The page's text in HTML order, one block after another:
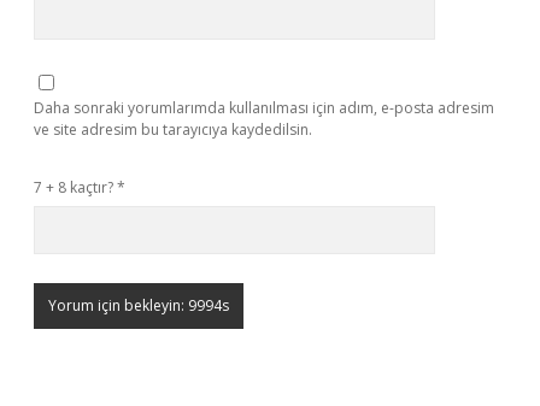
Daha sonraki yorumlarımda kullanılması için adım, e-posta adresim
ve site adresim bu tarayıcıya kaydedilsin.
7 + 8 kaçtır?*